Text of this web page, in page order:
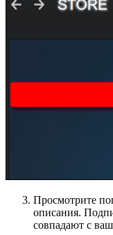
Просмотрите
описания.
совпадают с